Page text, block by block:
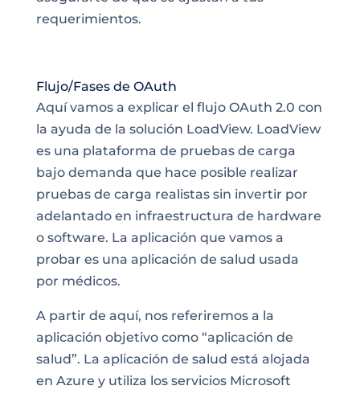
requerimientos.
Flujo/Fases de OAuth
Aquí vamos a explicar el flujo OAuth 2.0 con
la ayuda de la solución LoadView. LoadView
es una plataforma de pruebas de carga
bajo demanda que hace posible realizar
pruebas de carga realistas sin invertir por
adelantado en infraestructura de hardware
o software. La aplicación que vamos a
probar es una aplicación de salud usada
por médicos.
A partir de aquí, nos referiremos a la
aplicación objetivo como “aplicación de
salud”. La aplicación de salud está alojada
en Azure y utiliza los servicios Microsoft